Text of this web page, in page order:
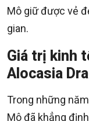
Mô giữ được vẻ
gian.
Giá trị kinh
Alocasia
Trong những
Mô đã khẳng